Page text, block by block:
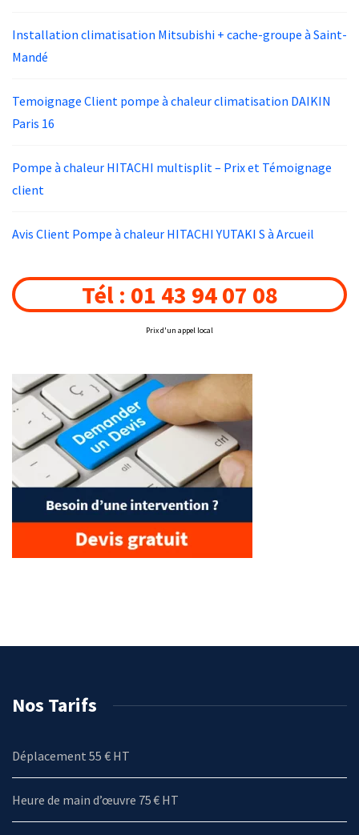
Installation climatisation Mitsubishi + cache-groupe à Saint-
Mandé
Temoignage Client pompe à chaleur climatisation DAIKIN
Paris 16
Pompe à chaleur HITACHI multisplit – Prix et Témoignage
client
Avis Client Pompe à chaleur HITACHI YUTAKI S à Arcueil
Tél : 01 43 94 07 08
Prix d'un appel local
Nos Tarifs
Déplacement 55 € HT
Heure de main d’œuvre 75 € HT